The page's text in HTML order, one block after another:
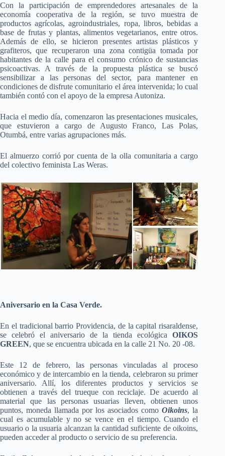
Con la participación de emprendedores artesanales de la
economía cooperativa de la región, se tuvo muestra de
productos agrícolas, agroindustriales, ropa, libros, bebidas a
base de frutas y plantas, alimentos vegetarianos, entre otros.
Además de ello, se hicieron presentes artistas plásticos y
grafiteros, que recuperaron una zona contigüa tomada por
habitantes de la calle para el consumo crónico de sustancias
psicoactivas. A través de la propuesta plástica se buscó
sensibilizar a las personas del sector, para mantener en
condiciones de disfrute comunitario el área intervenida; lo cual
también contó con el apoyo de la empresa Autoniza.
Hacia el medio día, comenzaron las presentaciones musicales,
que estuvieron a cargo de Augusto Franco, Las Polas,
Otumbá, entre varias agrupaciones más.
El almuerzo corrió por cuenta de la olla comunitaria a cargo
del colectivo feminista Las Weras.
Aniversario en la Casa Verde.
En el tradicional barrio Providencia, de la capital risaraldense,
se celebró el aniversario de la tienda ecológicaOIKOS
GREEN, que se encuentra ubicada en la calle 21 No. 20 -08.
Este 12 de febrero, las personas vinculadas al proceso
económico y de intercambio en la tienda, celebraron su primer
aniversario. Allí, los diferentes productos y servicios se
obtienen a través del trueque con reciclaje. De acuerdo al
material que las personas usuarias lleven, obtienen unos
puntos, moneda llamada por los asociados comoOikoins, la
cual es acumulable y no se vence en el tiempo. Cuando el
usuario o la usuaria alcanzan la cantidad suficiente de oikoins,
pueden acceder al producto o servicio de su preferencia.